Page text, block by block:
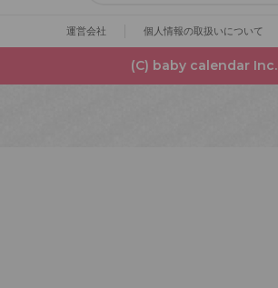
運営会社 個人情報の取扱いについて
(C) baby calendar Inc.